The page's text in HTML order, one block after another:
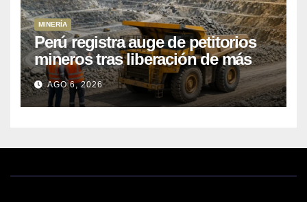
MINERÍA
Perú registra auge de petitorios
mineros tras liberación de más
de mil concesiones para explorar
cobre y oro
AGO 6, 2026